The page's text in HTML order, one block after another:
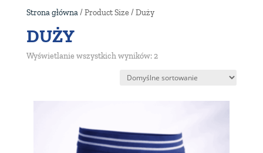
Strona główna/ Product Size / Duży
DUŻY
Wyświetlanie wszystkich wyników: 2